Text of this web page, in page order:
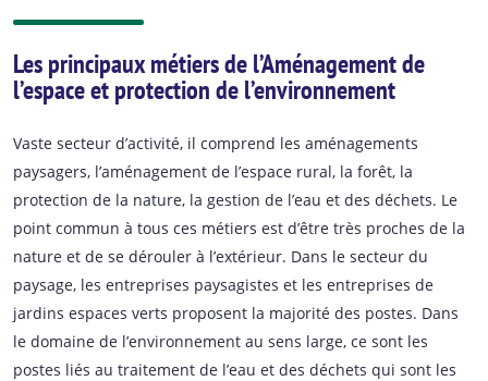
Les principaux métiers de l’Aménagement de
l’espace et protection de l’environnement
Vaste secteur d’activité, il comprend les aménagements
paysagers, l’aménagement de l’espace rural, la forêt, la
protection de la nature, la gestion de l’eau et des déchets. Le
point commun à tous ces métiers est d’être très proches de la
nature et de se dérouler à l’extérieur. Dans le secteur du
paysage, les entreprises paysagistes et les entreprises de
jardins espaces verts proposent la majorité des postes. Dans
le domaine de l’environnement au sens large, ce sont les
postes liés au traitement de l’eau et des déchets qui sont les